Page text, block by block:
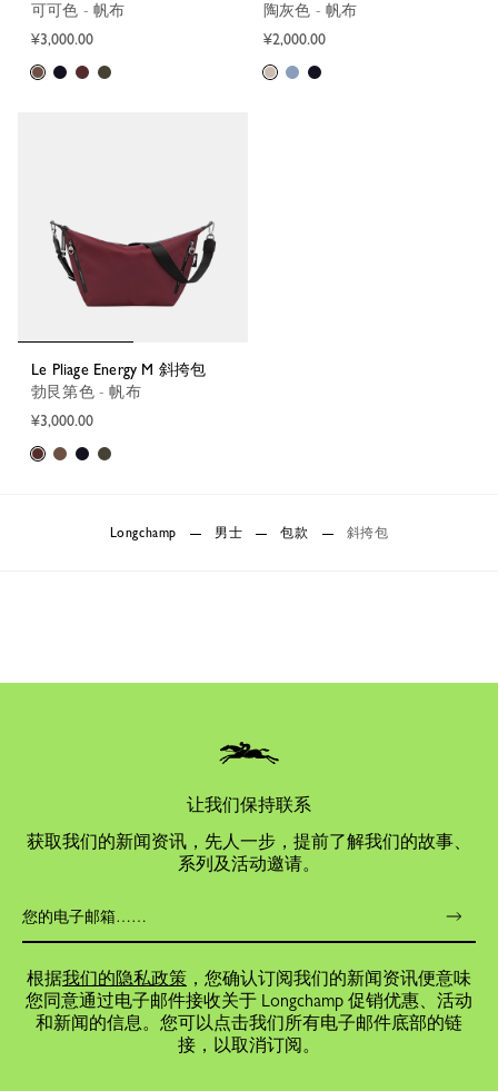
可可色 - 帆布
¥3,000.00
陶灰色 - 帆布
¥2,000.00
Le Pliage Energy M 斜挎包
勃艮第色 - 帆布
¥3,000.00
Longchamp 男士 包款 斜挎包
让我们保持联系
获取我们的新闻资讯，先人一步，提前了解我们的故事、
系列及活动邀请。
根据我们的隐私政策 ，您确认订阅我们的新闻资讯便意味
您同意通过电子邮件接收关于 Longchamp 促销优惠、活动
和新闻的信息。您可以点击我们所有电子邮件底部的链
接，以取消订阅。